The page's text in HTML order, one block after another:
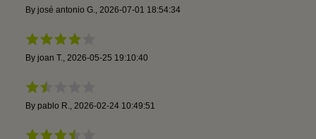
By josé antonio G. 2026-07-01 18:54:34
By joan T. 2026-05-25 19:10:40
By pablo R. 2026-02-24 10:49:51